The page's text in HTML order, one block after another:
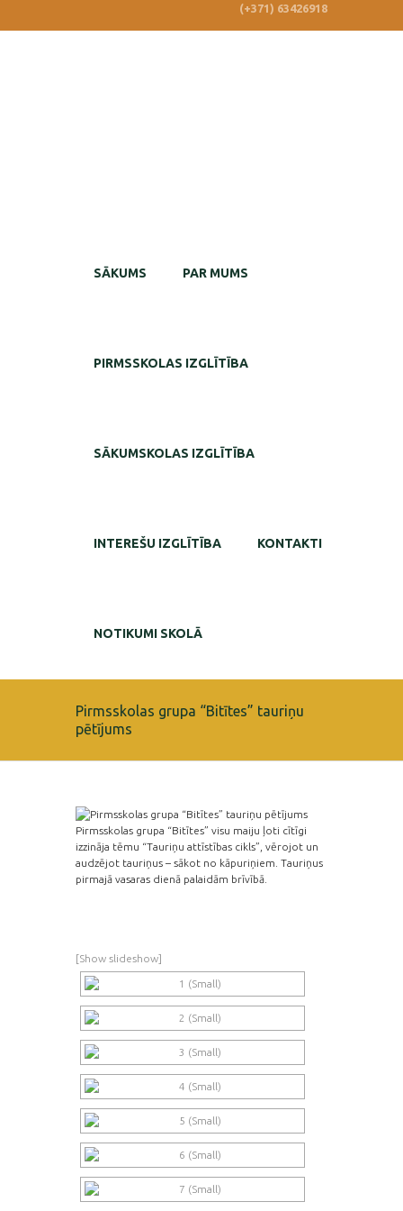
(+371) 63426918
SĀKUMS PAR MUMS
PIRMSSKOLAS IZGLĪTĪBA
SĀKUMSKOLAS IZGLĪTĪBA
INTEREŠU IZGLĪTĪBA KONTAKTI
NOTIKUMI SKOLĀ
Pirmsskolas grupa “Bitītes” tauriņu
pētījums
Pirmsskolas grupa “Bitītes” visu maiju ļoti cītīgi
izzināja tēmu “Tauriņu attīstības cikls”, vērojot un
audzējot tauriņus – sākot no kāpuriņiem. Tauriņus
pirmajā vasaras dienā palaidām brīvībā.
[Show slideshow]